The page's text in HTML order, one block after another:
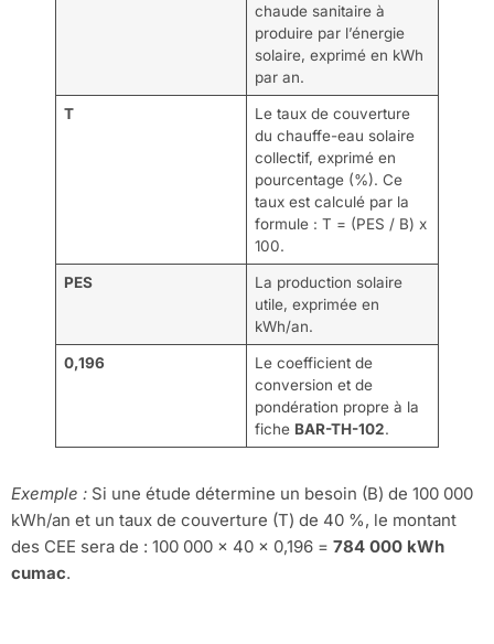
chaude sanitaire à
produire par l’énergie
solaire, exprimé en kWh
par an.
T
Le taux de couverture
du chauffe-eau solaire
collectif, exprimé en
pourcentage (%). Ce
taux est calculé par la
formule : T = (PES / B) x
100.
PES
La production solaire
utile, exprimée en
kWh/an.
0,196
Le coefficient de
conversion et de
pondération propre à la
fiche BAR-TH-102.
Exemple : Si une étude détermine un besoin (B) de 100 000
kWh/an et un taux de couverture (T) de 40 %, le montant
des CEE sera de : 100 000 x 40 x 0,196 = 784 000 kWh
cumac.